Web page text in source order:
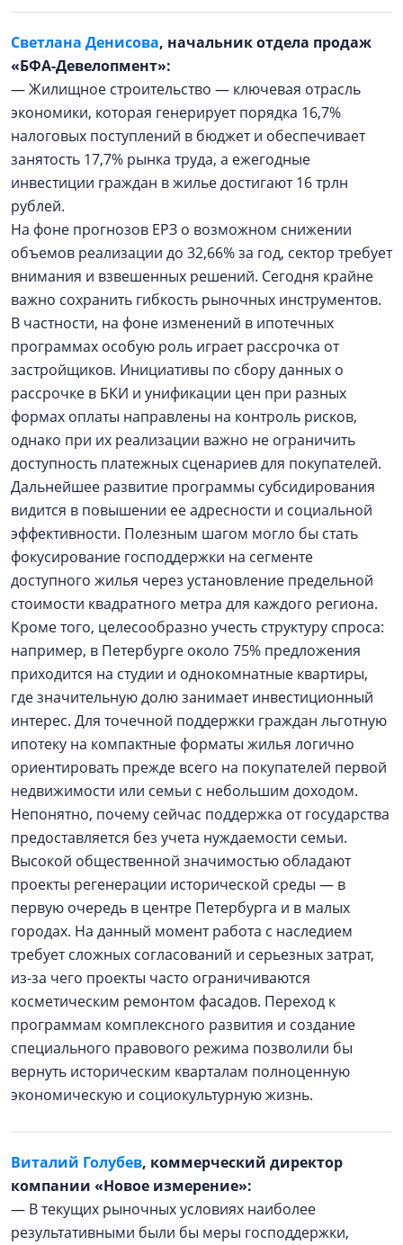
Светлана Денисова, начальник отдела продаж
«БФА-Девелопмент»:
— Жилищное строительство — ключевая отрасль
экономики, которая генерирует порядка 16,7%
налоговых поступлений в бюджет и обеспечивает
занятость 17,7% рынка труда, а ежегодные
инвестиции граждан в жилье достигают 16 трлн
рублей.
На фоне прогнозов ЕРЗ о возможном снижении
объемов реализации до 32,66% за год, сектор требует
внимания и взвешенных решений. Сегодня крайне
важно сохранить гибкость рыночных инструментов.
В частности, на фоне изменений в ипотечных
программах особую роль играет рассрочка от
застройщиков. Инициативы по сбору данных о
рассрочке в БКИ и унификации цен при разных
формах оплаты направлены на контроль рисков,
однако при их реализации важно не ограничить
доступность платежных сценариев для покупателей.
Дальнейшее развитие программы субсидирования
видится в повышении ее адресности и социальной
эффективности. Полезным шагом могло бы стать
фокусирование господдержки на сегменте
доступного жилья через установление предельной
стоимости квадратного метра для каждого региона.
Кроме того, целесообразно учесть структуру спроса:
например, в Петербурге около 75% предложения
приходится на студии и однокомнатные квартиры,
где значительную долю занимает инвестиционный
интерес. Для точечной поддержки граждан льготную
ипотеку на компактные форматы жилья логично
ориентировать прежде всего на покупателей первой
недвижимости или семьи с небольшим доходом.
Непонятно, почему сейчас поддержка от государства
предоставляется без учета нуждаемости семьи.
Высокой общественной значимостью обладают
проекты регенерации исторической среды — в
первую очередь в центре Петербурга и в малых
городах. На данный момент работа с наследием
требует сложных согласований и серьезных затрат,
из-за чего проекты часто ограничиваются
косметическим ремонтом фасадов. Переход к
программам комплексного развития и создание
специального правового режима позволили бы
вернуть историческим кварталам полноценную
экономическую и социокультурную жизнь.
Виталий Голубев, коммерческий директор
компании «Новое измерение»:
— В текущих рыночных условиях наиболее
результативными были бы меры господдержки,